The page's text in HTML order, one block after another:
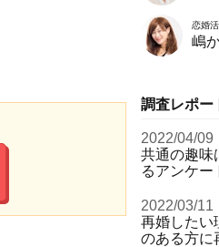
恋婚
嶋
調査レポー
2022/04/09
共通の趣味
るアンケー
2022/03/11
再婚したい
のある方に